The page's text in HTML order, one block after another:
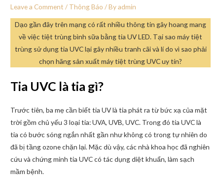
Leave a Comment / Thông Báo / Byadmin
Dạo gần đây trên mạng có rất nhiều thông tin gây hoang mang
về việc tiệt trùng bình sữa bằng tia UV LED. Tại sao máy tiệt
trùng sử dụng tia UVC lại gây nhiều tranh cãi và lí do vì sao phải
chọn hãng sản xuất máy tiệt trùng UVC uy tín?
Tia UVC là tia gì?
Trước tiên, ba mẹ cần biết tia UV là tia phát ra từ bức xạ của mặt
trời gồm chủ yếu 3 loại tia: UVA, UVB, UVC. Trong đó tia UVC là
tia có bước sóng ngắn nhất gần như không có trong tự nhiên do
đã bị tầng ozone chặn lại. Mặc dù vậy, các nhà khoa học đã nghiên
cứu và chứng minh tia UVC có tác dụng diệt khuẩn, làm sạch
mầm bệnh.